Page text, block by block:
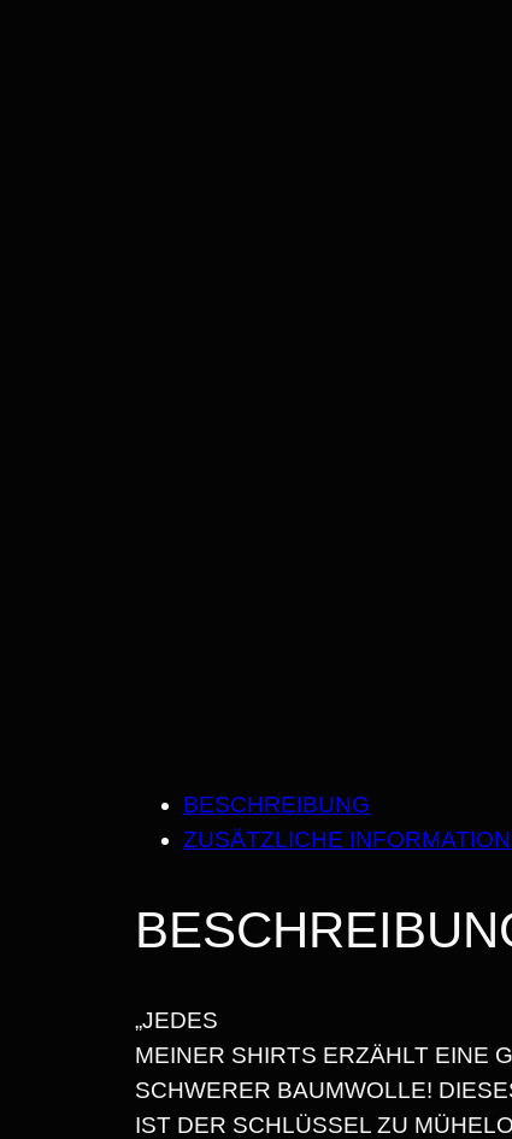
BESCHREIBUNG
ZUSÄTZLICHE
„JEDES
MEINER SHIRTS ERZÄHLT EINE
SCHWERER BAUMWOLLE!
IST DER SCHLÜSSEL ZU